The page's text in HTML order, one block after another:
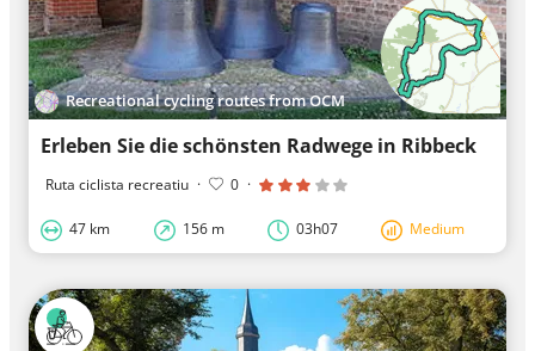
Recreational cycling routes from OCM
Erleben Sie die schönsten Radwege in Ribbeck
Ruta ciclista recreatiu · 0 ·
47 km 156 m 03h07 Medium